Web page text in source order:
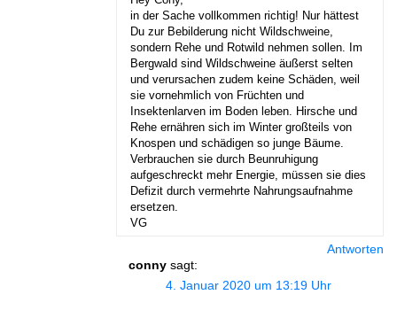
in der Sache vollkommen richtig! Nur hättest
Du zur Bebilderung nicht Wildschweine,
sondern Rehe und Rotwild nehmen sollen. Im
Bergwald sind Wildschweine äußerst selten
und verursachen zudem keine Schäden, weil
sie vornehmlich von Früchten und
Insektenlarven im Boden leben. Hirsche und
Rehe ernähren sich im Winter großteils von
Knospen und schädigen so junge Bäume.
Verbrauchen sie durch Beunruhigung
aufgeschreckt mehr Energie, müssen sie dies
Defizit durch vermehrte Nahrungsaufnahme
ersetzen.
VG
Antworten
conny sagt:
4. Januar 2020 um 13:19 Uhr